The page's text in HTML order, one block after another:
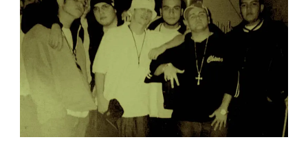
Ironía
De